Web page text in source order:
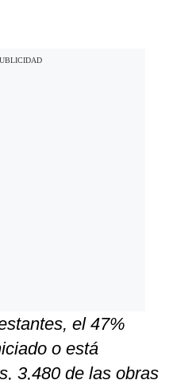
el 47%
o está
3,480 de las obras